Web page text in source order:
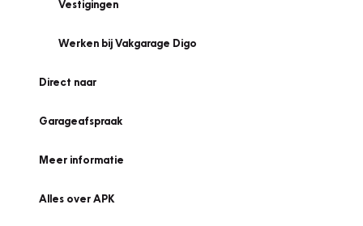
Vestigingen
Werken bij Vakgarage Digo
Direct naar
Garageafspraak
Meer informatie
Alles over APK